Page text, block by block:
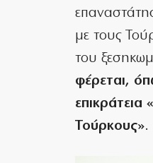
με τους
του
φέρεται,
επικράτεια
Τούρκους».